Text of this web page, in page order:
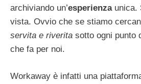
archiviando un’esperienzaunica.
vista. Ovvio che se stiamo
servita e riverita sotto ogni punto
che fa per noi.
Workaway è infatti una